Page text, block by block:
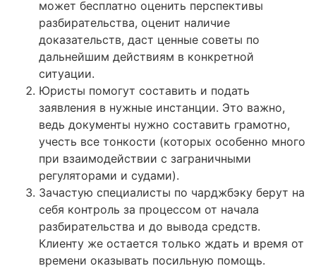
может бесплатно оценить перспективы
разбирательства, оценит наличие
доказательств, даст ценные советы по
дальнейшим действиям в конкретной
ситуации.
Юристы помогут составить и подать
заявления в нужные инстанции. Это важно,
ведь документы нужно составить грамотно,
учесть все тонкости (которых особенно много
при взаимодействии с заграничными
регуляторами и судами).
Зачастую специалисты по чарджбэку берут на
себя контроль за процессом от начала
разбирательства и до вывода средств.
Клиенту же остается только ждать и время от
времени оказывать посильную помощь.